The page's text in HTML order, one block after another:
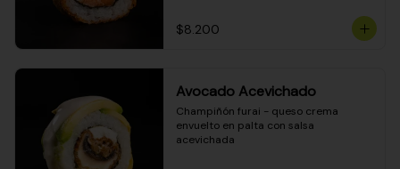
$8.200
Avocado Acevichado
Champiñón furai - queso crema
envuelto en palta con salsa
acevichada